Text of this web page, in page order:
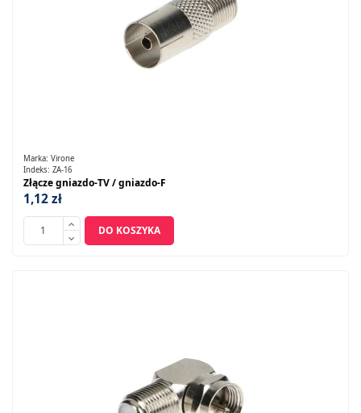
Marka: Virone
Indeks: ZA-16
Złącze gniazdo-TV / gniazdo-F
1,12 zł
DO KOSZYKA